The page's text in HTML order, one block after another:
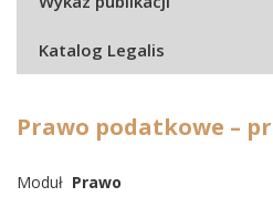
Katalog Legalis
Prawo podatkowe –
Moduł Prawo